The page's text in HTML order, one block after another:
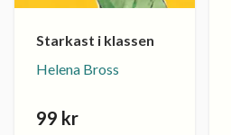
Starkast i klassen
Helena Bross
99 kr